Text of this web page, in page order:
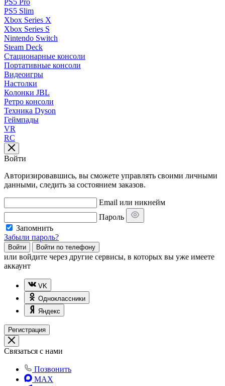
PS5 Pro
PS5 Slim
Xbox Series X
Xbox Series S
Nintendo Switch
Steam Deck
Стационарные консоли
Портативные консоли
Видеоигры
Настолки
Колонки JBL
Ретро консоли
Техника Dyson
Геймпады
VR
RC
Войти
Авторизировавшись, вы сможете управлять своими личными
данными, следить за состоянием заказов.
Email или никнейм
Пароль
Запомнить
Забыли пароль?
Войти Войти по телефону
или войдите через другие сервисы, в которых вы уже имеете
аккаунт
VK
Одноклассники
Яндекс
Регистрация
Связаться с нами
Позвонить
MAX